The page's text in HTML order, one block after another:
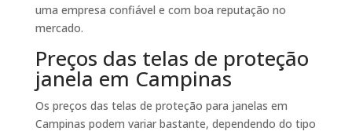
uma empresa confiável e com boa reputação no
mercado.
Preços das telas de proteção
janela em Campinas
Os preços das telas de proteção para janelas em
Campinas podem variar bastante, dependendo do tipo